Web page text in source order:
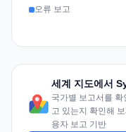
오류 보고
세계 지도에서
국가별 보고서를
고 있는지 확인해
용자 보고 기반